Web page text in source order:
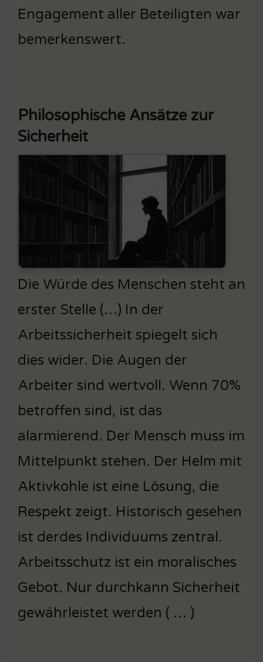
Engagement aller Beteiligten war
bemerkenswert.
Philosophische Ansätze zur
Sicherheit
Die Würde des Menschen steht an
erster Stelle (…) In der
Arbeitssicherheit spiegelt sich
dies wider. Die Augen der
Arbeiter sind wertvoll. Wenn 70%
betroffen sind, ist das
alarmierend. Der Mensch muss im
Mittelpunkt stehen. Der Helm mit
Aktivkohle ist eine Lösung, die
Respekt zeigt. Historisch gesehen
ist derdes Individuums zentral.
Arbeitsschutz ist ein moralisches
Gebot. Nur durchkann Sicherheit
gewährleistet werden ( … )